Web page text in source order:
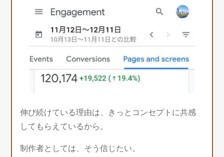
伸び続けている理由は、きっとコンセプトに共感
してもらえているから。
制作者としては、そう信じたい。